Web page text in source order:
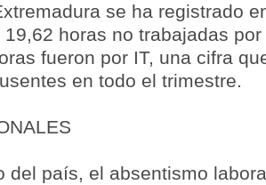
se ha registrado
horas no trabajadas
fueron por IT, una cifra
en todo el trimestre.
del país, el absentismo